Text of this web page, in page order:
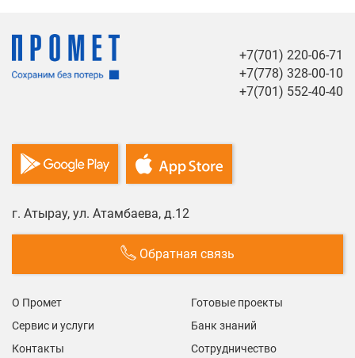
+7(701) 220-06-71
+7(778) 328-00-10
+7(701) 552-40-40
г. Атырау, ул. Атамбаева, д.12
Обратная связь
О Промет
Готовые проекты
Сервис и услуги
Банк знаний
Контакты
Сотрудничество